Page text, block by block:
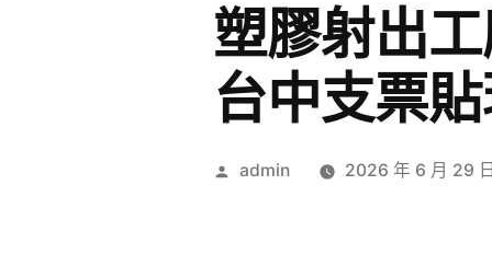
塑膠射出
台中支票
作
admin 2026 年 6 月 29 日